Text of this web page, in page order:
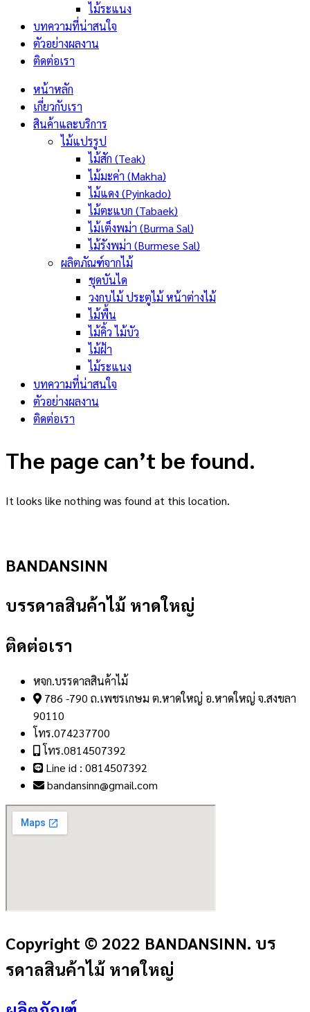
ไม้ระแนง
บทความที่น่าสนใจ
ตัวอย่างผลงาน
ติดต่อเรา
หน้าหลัก
เกี่ยวกับเรา
สินค้าและบริการ
ไม้แปรรูป
ไม้สัก (Teak)
ไม้มะค่า (Makha)
ไม้แดง (Pyinkado)
ไม้ตะแบก (Tabaek)
ไม้เต็งพม่า (Burma Sal)
ไม้รังพม่า (Burmese Sal)
ผลิตภัณฑ์จากไม้
ชุดบันได
วงกบไม้ ประตูไม้ หน้าต่างไม้
ไม้พื้น
ไม้คิ้ว ไม้บัว
ไม้ฝ้า
ไม้ระแนง
บทความที่น่าสนใจ
ตัวอย่างผลงาน
ติดต่อเรา
The page can’t be found.
It looks like nothing was found at this location.
BANDANSINN
บรรดาลสินค้าไม้ หาดใหญ่
ติดต่อเรา
หจก.บรรดาลสินค้าไม้
786 -790 ถ.เพชรเกษม ต.หาดใหญ่ อ.หาดใหญ่ จ.สงขลา
90110
โทร.074237700
โทร.0814507392
Line id : 0814507392
bandansinn@gmail.com
Copyright © 2022 BANDANSINN. บร
รดาลสินค้าไม้ หาดใหญ่